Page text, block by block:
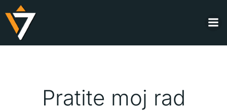
Pratite moj rad